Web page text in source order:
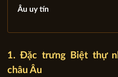
Âu uy tín
1. Đặc trưng Biệt thự
châu Âu